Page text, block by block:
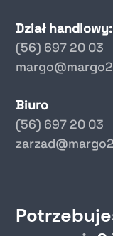
Dział handlowy:
(56) 697 20 03
Biuro
(56) 697 20 03